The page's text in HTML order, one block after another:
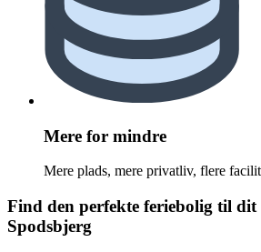
Mere for mindre
Mere plads, mere privatliv, flere
Find den perfekte feriebolig til
Spodsbjerg